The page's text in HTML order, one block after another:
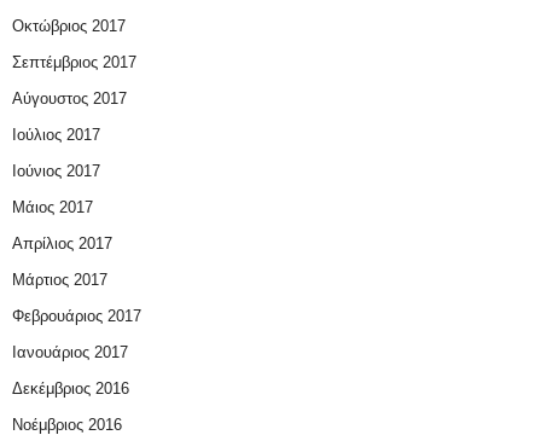
Οκτώβριος 2017
Σεπτέμβριος 2017
Αύγουστος 2017
Ιούλιος 2017
Ιούνιος 2017
Μάιος 2017
Απρίλιος 2017
Μάρτιος 2017
Φεβρουάριος 2017
Ιανουάριος 2017
Δεκέμβριος 2016
Νοέμβριος 2016